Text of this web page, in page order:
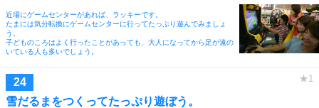
近場にゲームセンターがあれば、ラッキーです。
たまには気分転換にゲームセンターに行ってたっぷり遊んでみましょ
う。
子どものころはよく行ったことがあっても、大人になってから足が遠の
いている人も多いでしょう。
雪だるまをつくってたっぷり遊ぼう。